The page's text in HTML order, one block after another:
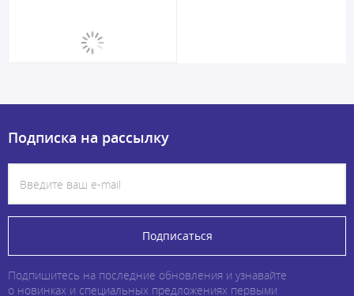
Подписка на рассылку
Подписаться
Подпишитесь на последние обновления и узнавайте
о новинках и специальных предложениях первыми